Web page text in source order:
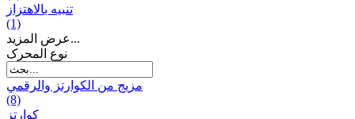
تنبيه بالاهتزاز
(1)
عرض المزيد...
نوع المحرک
مزيج من الكوارتز والرقمي
(8)
كوارتز